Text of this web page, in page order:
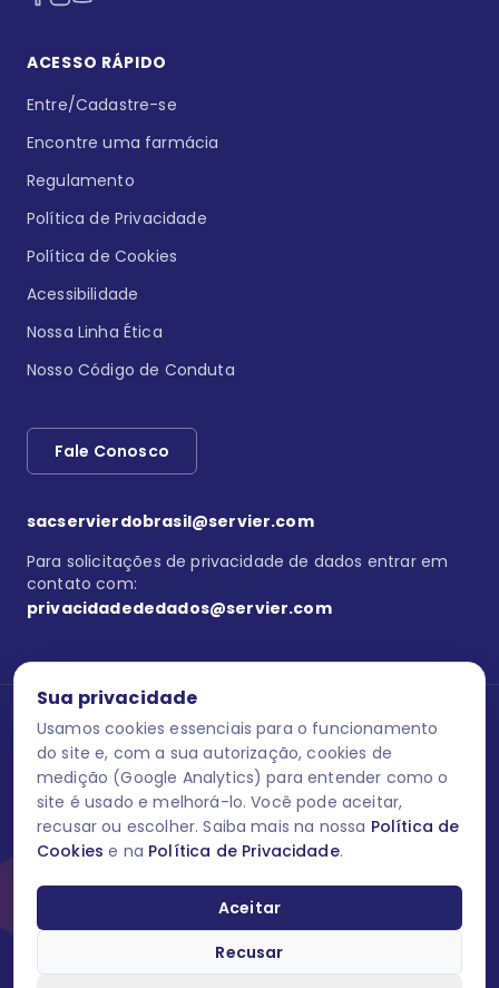
Sua privacidade
Usamos cookies essenciais para o funcionamento
do site e, com a sua autorização, cookies de
medição (Google Analytics) para entender como o
site é usado e melhorá-lo. Você pode aceitar,
recusar ou escolher. Saiba mais na nossa Política de
Cookies e na Política de Privacidade.
Aceitar
Recusar
ACESSO RÁPIDO
Entre/Cadastre-se
Encontre uma farmácia
Regulamento
Política de Privacidade
Política de Cookies
Acessibilidade
Nossa Linha Ética
Nosso Código de Conduta
Fale Conosco
sacservierdobrasil@servier.com
Para solicitações de privacidade de dados entrar em
contato com:
privacidadededados@servier.com
Se estiver no programa semprecuidando, comunique aquiuma
reação adversa com os produtos Servier. Este site contém
informações para o público leigo e para os profissionais de saúde
do Brasil habilitados a prescrever medicamentos. M-AS ONE-BR-
202606-00013 / Agosto 2026.
O laboratório Servier do Brasil respeita os seus dados! Caso deseje
dados pessoais você pode fazê-lo a qualquer momento entrando
em contato através do site www.semprecuidando.com.br na opção
fale conosco.